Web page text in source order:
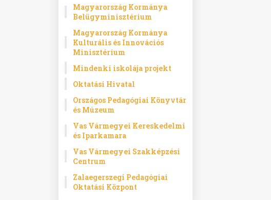
Magyarország Kormánya
Belügyminisztérium
Magyarország Kormánya
Kulturális és Innovációs
Minisztérium
Mindenki iskolája projekt
Oktatási Hivatal
Országos Pedagógiai Könyvtár
és Múzeum
Vas Vármegyei Kereskedelmi
és Iparkamara
Vas Vármegyei Szakképzési
Centrum
Zalaegerszegi Pedagógiai
Oktatási Központ